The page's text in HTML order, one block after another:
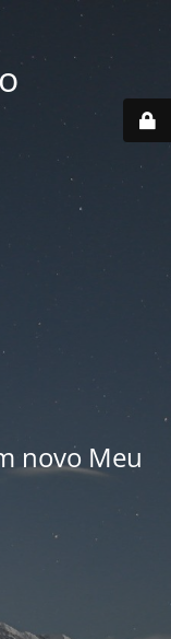
novo Meu